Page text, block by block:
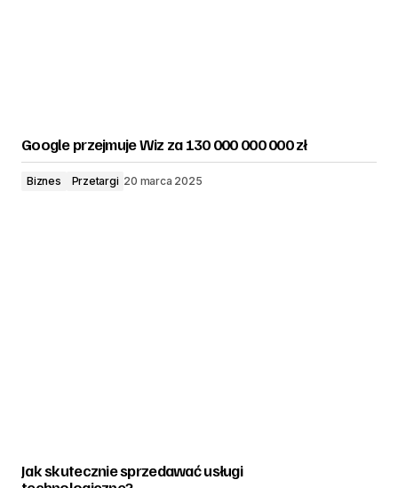
Google przejmuje Wiz za 130 000 000 000 zł
Biznes Przetargi 20 marca 2025
Jak skutecznie sprzedawać usługi